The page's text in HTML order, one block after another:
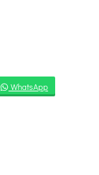
WhatsApp